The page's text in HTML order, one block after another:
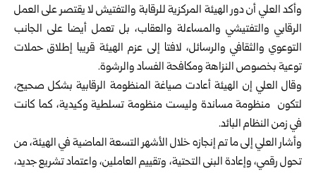
وأكد العلي أن دور الهيئة المركزية للرقابة والتفتيش لا يقتصر على العمل
الرقابي والتفتيشي والمساءلة والعقاب، بل تعمل أيضا على الجانب
التوعوي والثقافي والرسائل، لافتا إلى عزم الهيئة قريبا إطلاق حملات
توعية بخصوص النزاهة ومكافحة الفساد والرشوة.
وقال العلي إن الهيئة أعادت صياغة المنظومة الرقابية بشكل صحيح،
لتكون منظومة مساندة وليست منظومة تسلطية وكيدية، كما كانت
في زمن النظام البائد.
وأشار العلي إلى ما تم إنجازه خلال الأشهر التسعة الماضية في الهيئة، من
تحول رقمي، وإعادة البنى التحتية، وتقييم العاملين، واعتماد تشريع جديد،